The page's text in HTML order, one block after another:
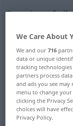
Overview of all
Kartei
Index
We Care About
We and our716
data or unique
tracking
partners process
and ads you see
menu to change
clicking the Privacy
choices will have
Privacy Policy.